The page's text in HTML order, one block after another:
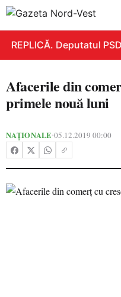
REPLICĂ. Deputatul
Afacerile din
primele nouă luni
NAȚIONALE•05.12.2019 00:00